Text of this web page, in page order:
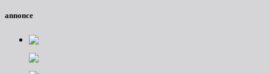
annonce